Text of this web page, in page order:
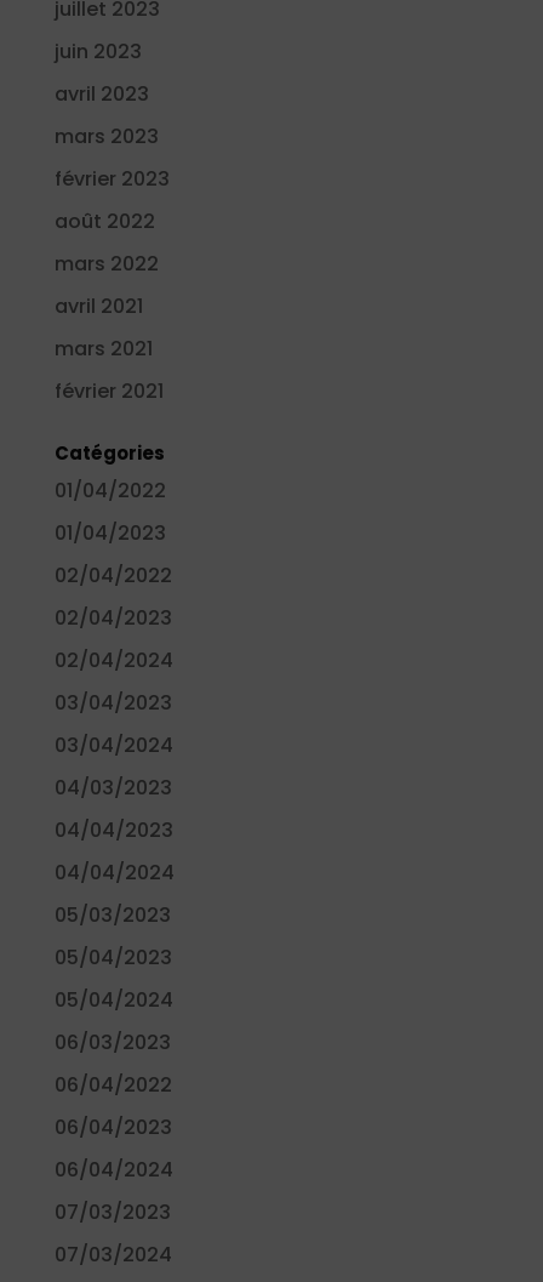
juillet 2023
juin 2023
avril 2023
mars 2023
février 2023
août 2022
mars 2022
avril 2021
mars 2021
février 2021
Catégories
01/04/2022
01/04/2023
02/04/2022
02/04/2023
02/04/2024
03/04/2023
03/04/2024
04/03/2023
04/04/2023
04/04/2024
05/03/2023
05/04/2023
05/04/2024
06/03/2023
06/04/2022
06/04/2023
06/04/2024
07/03/2023
07/03/2024